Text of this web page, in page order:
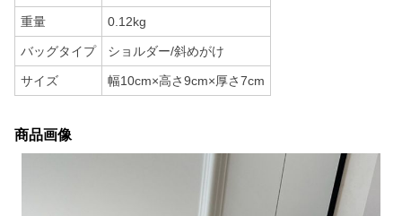
重量 0.12kg
バッグタイプ ショルダー/斜めがけ
サイズ 幅10cm×高さ9cm×厚さ7cm
商品画像